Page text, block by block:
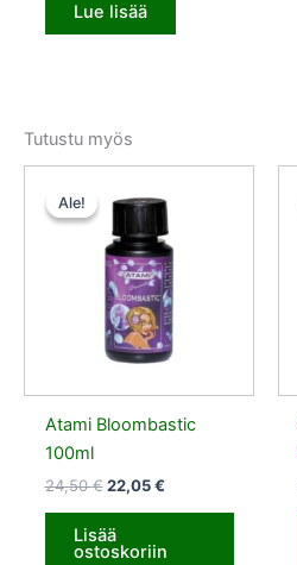
Lue lisää
Tutustu myös
Ale!
Ale!
Atami Bloombastic
100ml
24,50€
hinta
oli:
24,50 €.
22,05€
hinta
on:
22,05 €.
Lisää
ostoskoriin